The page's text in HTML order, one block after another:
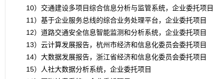
10）交通建设多项目综合信息分析与监管系统，企业委托项目
11）基于企业服务总线的综合业务处理平台，企业委托项目
12）道路交通安全信息智能监测和分析系统，企业委托项目
13）云计算发展报告，杭州市经济和信息化委员会委托项目
14）大数据发展报告，浙江省经济和信息化委员会委托项目
15）人社大数据分析系统，企业委托项目